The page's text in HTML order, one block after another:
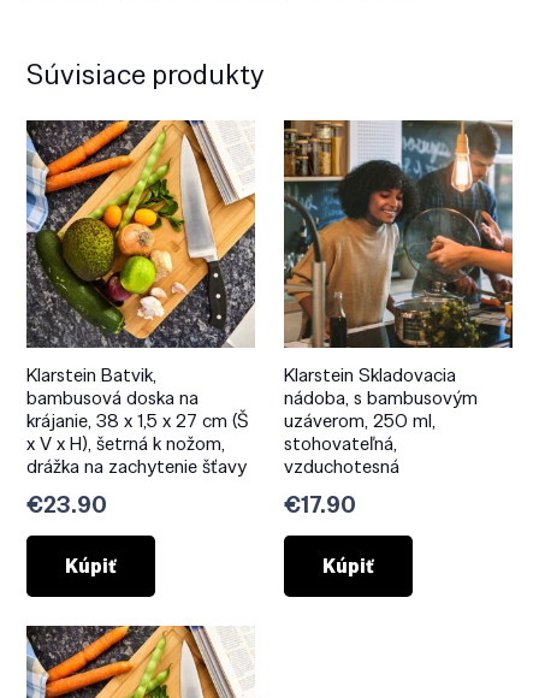
Súvisiace produkty
Klarstein Batvik,
bambusová doska na
krájanie, 38 x 1,5 x 27 cm (Š
x V x H), šetrná k nožom,
drážka na zachytenie šťavy
€23.90
Kúpiť
Klarstein Skladovacia
nádoba, s bambusovým
uzáverom, 250 ml,
stohovateľná,
vzduchotesná
€17.90
Kúpiť